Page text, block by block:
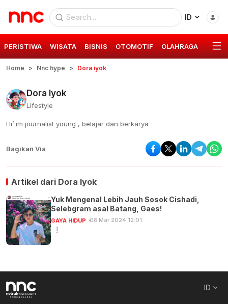
ID
PERISTIWA WISATA BISNIS OTOMOTIF OLAHRAGA GAYA
Home Nnc hype Dora iyok
Dora Iyok
Lifestyle
Hi’ im journalist young , belajar dan berkarya
Bagikan Via
Artikel dari Dora Iyok
Yuk Mengenal Lebih Jauh Sosok Cishadi,
Selebgram asal Batang, Gaes!
GAYA HIDUP 08 Mar 2024 12:01
ID